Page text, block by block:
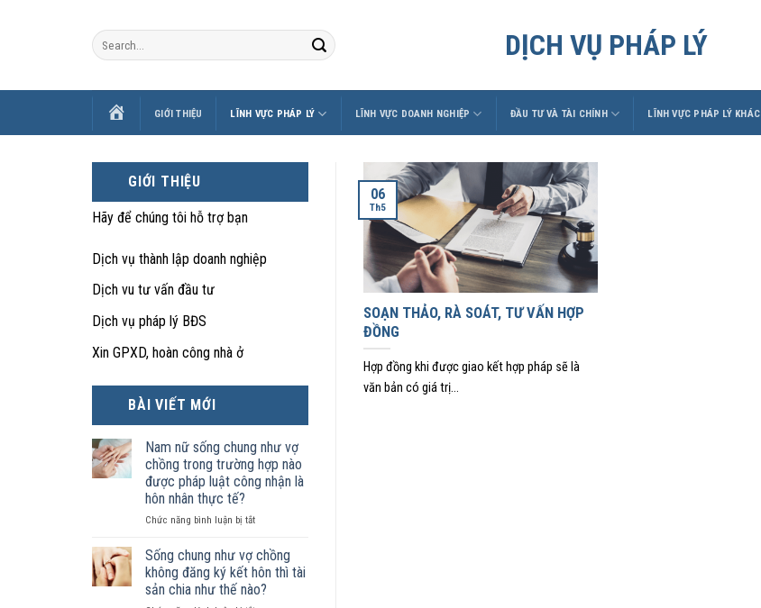
DỊCH VỤ PHÁP LÝ
TRANGGIỚI THIỆU LĨNH VỰC PHÁP LÝ LĨNH VỰC DOANH NGHIỆP ĐẦU TƯ VÀ TÀI CHÍNH LĨNH VỰC PHÁP LÝ KHÁC
GIỚI THIỆU
Hãy để chúng tôi hỗ trợ bạn
Dịch vụ thành lập doanh nghiệp
Dịch vu tư vấn đầu tư
Dịch vụ pháp lý BĐS
Xin GPXD, hoàn công nhà ở
BÀI VIẾT MỚI
Nam nữ sống chung như vợ
chồng trong trường hợp nào
được pháp luật công nhận là
hôn nhân thực tế?
Chức năng bình luận bị tắtở
nữ
sống
chung
như
Sống chung như vợ chồng
không đăng ký kết hôn thì tài
sản chia như thế nào?
SOẠN THẢO, RÀ SOÁT, TƯ VẤN HỢP
ĐỒNG
Hợp đồng khi được giao kết hợp pháp sẽ là
văn bản có giá trị...
06
Th5